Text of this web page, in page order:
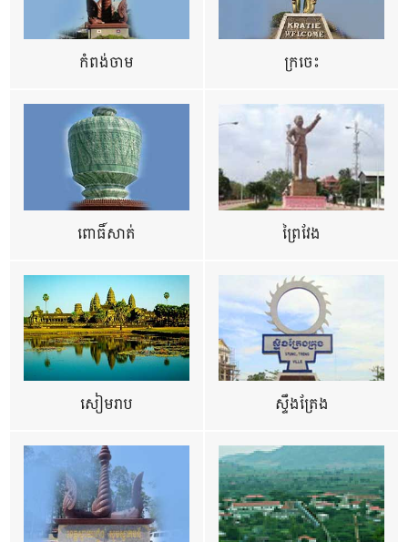
កំពង់ចាម ក្រចេះ
ពោធិ៍សាត់ ព្រៃវែង
សៀមរាប ស្ទឹងត្រែង